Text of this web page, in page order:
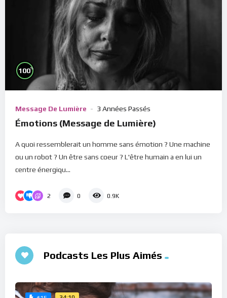
100%
Message De Lumière 3 Années Passés
Émotions (Message de Lumière)
A quoi ressemblerait un homme sans émotion ? Une machine
ou un robot ? Un être sans coeur ? L'être humain a en lui un
centre énergiqu...
2 0 0.9K
Podcasts Les Plus Aimés